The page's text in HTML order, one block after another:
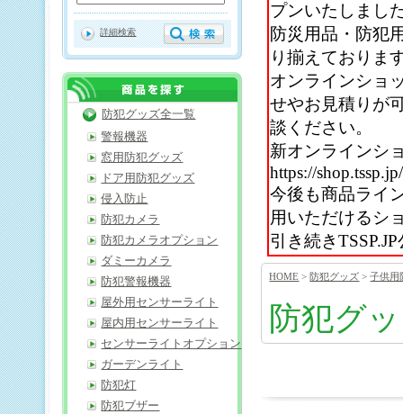
プンいたしまし
防災用品・防犯
り揃えておりま
オンラインショ
せやお見積りが
談ください。
新オンラインシ
https://shop.tssp.jp/
今後も商品ライ
用いただけるシ
引き続き
HOME >防犯グッズ >子供用
防犯グ
詳細検索
防犯グッズ全一覧
警報機器
窓用防犯グッズ
ドア用防犯グッズ
侵入防止
防犯カメラ
防犯カメラオプション
ダミーカメラ
防犯警報機器
屋外用センサーライト
屋内用センサーライト
センサーライトオプション
ガーデンライト
防犯灯
防犯ブザー